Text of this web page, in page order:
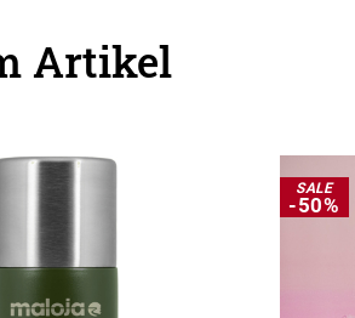
Artikel
SALE
-50%